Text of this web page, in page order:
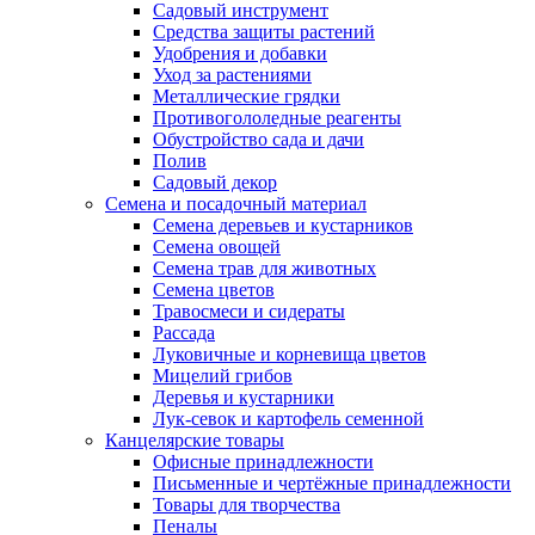
Садовый инструмент
Средства защиты растений
Удобрения и добавки
Уход за растениями
Металлические грядки
Противогололедные реагенты
Обустройство сада и дачи
Полив
Садовый декор
Семена и посадочный материал
Семена деревьев и кустарников
Семена овощей
Семена трав для животных
Семена цветов
Травосмеси и сидераты
Рассада
Луковичные и корневища цветов
Мицелий грибов
Деревья и кустарники
Лук-севок и картофель семенной
Канцелярские товары
Офисные принадлежности
Письменные и чертёжные принадлежности
Товары для творчества
Пеналы